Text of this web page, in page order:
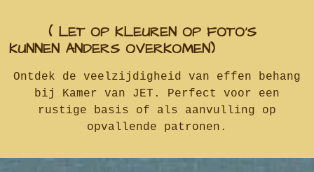
( LET OP KLEUREN OP FOTO'S
KUNNEN ANDERS OVERKOMEN)
Ontdek de veelzijdigheid van effen behang
bij Kamer van JET. Perfect voor een
rustige basis of als aanvulling op
opvallende patronen .